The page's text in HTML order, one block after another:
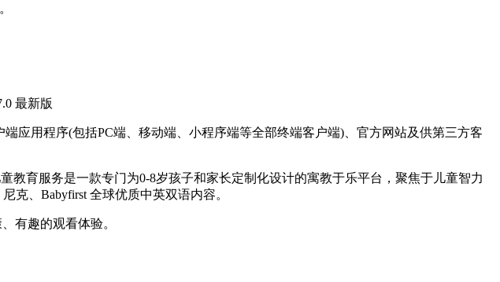
应用程序(包括PC端、移动端、小程序端等全部终端客户端)、官方网站及供第三方客
育服务是一款专门为0-8岁孩子和家长定制化设计的寓教于乐平台，聚焦于儿童智力
克、Babyfirst 全球优质中英双语内容。
有趣的观看体验。